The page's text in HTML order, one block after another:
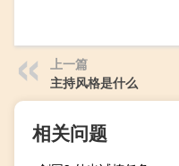
上一篇
主持风格是什么
相关问题